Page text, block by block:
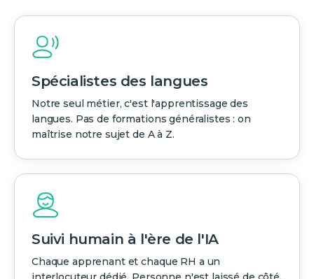
Spécialistes des langues
Notre seul métier, c'est l'apprentissage des
langues. Pas de formations généralistes : on
maîtrise notre sujet de A à Z.
Suivi humain à l'ère de l'IA
Chaque apprenant et chaque RH a un